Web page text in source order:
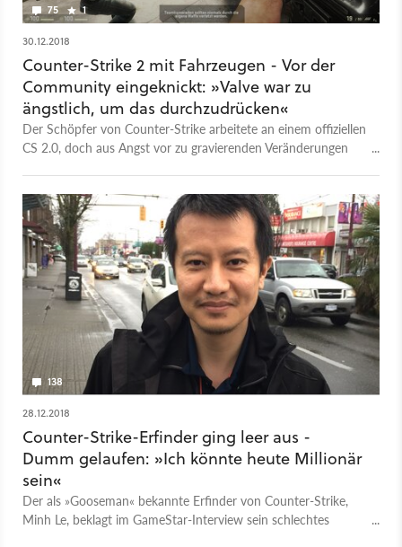
75 1
30.12.2018
Counter-Strike 2 mit Fahrzeugen - Vor der
Community eingeknickt: »Valve war zu
ängstlich, um das durchzudrücken«
Der Schöpfer von Counter-Strike arbeitete an einem offiziellen
CS 2.0, doch aus Angst vor zu gravierenden Veränderungen
138
28.12.2018
Counter-Strike-Erfinder ging leer aus -
Dumm gelaufen: »Ich könnte heute Millionär
sein«
Der als »Gooseman« bekannte Erfinder von Counter-Strike,
Minh Le, beklagt im GameStar-Interview sein schlechtes